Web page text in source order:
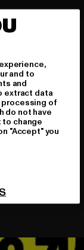
and to
and
extract data
processing of
do not have
to change
"Accept" you